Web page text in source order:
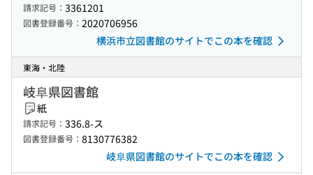
請求記号： 3361201
図書登録番号： 2020706956
横浜市立図書館のサイトでこの本を確認
東海・北陸
岐阜県図書館
紙
請求記号： 336.8-ス
図書登録番号： 8130776382
岐阜県図書館のサイトでこの本を確認